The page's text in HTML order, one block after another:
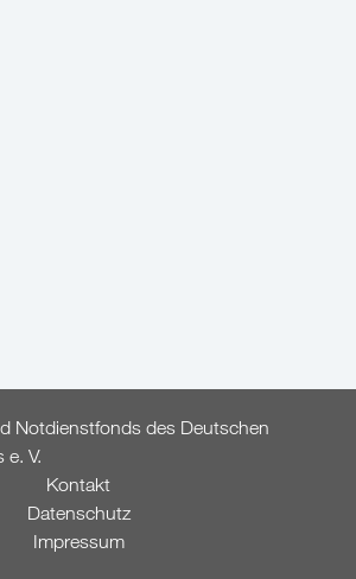
Notdienstfonds des Deutschen
e. V.
Kontakt
Datenschutz
Impressum